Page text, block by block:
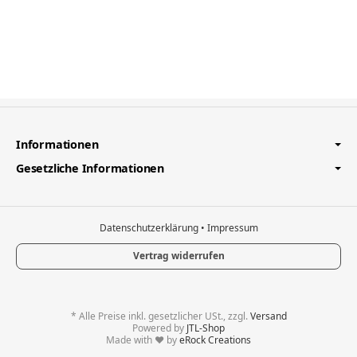
Informationen
Gesetzliche Informationen
Datenschutzerklärung • Impressum
Vertrag widerrufen
* Alle Preise inkl. gesetzlicher USt., zzgl.Versand
Powered by JTL-Shop
Made with ♥ byeRock Creations